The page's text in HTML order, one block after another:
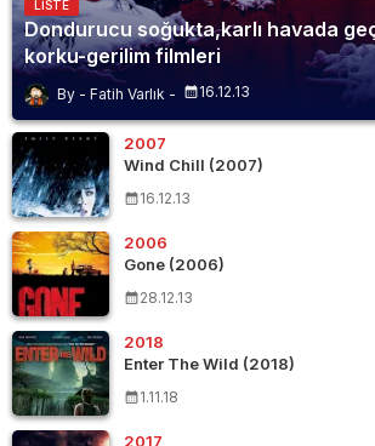
LISTE
Dondurucu soğukta,karlı havada
korku-gerilim filmleri
Fatih Varlık 16.12.13
2007
Wind Chill (2007)
16.12.13
2006
Gone (2006)
28.12.13
2018
Enter The Wild (2018)
1.11.18
2017